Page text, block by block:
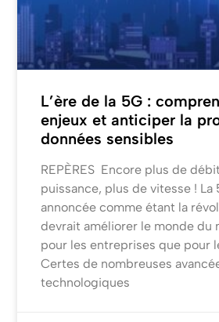
L’ère de la 5G :
enjeux et anticiper la
données sensibles
REPÈRES Encore plus de
puissance, plus de vitesse ! La
annoncée comme étant la
devrait améliorer le monde du
pour les entreprises que pour
Certes de nombreuses
technologiques